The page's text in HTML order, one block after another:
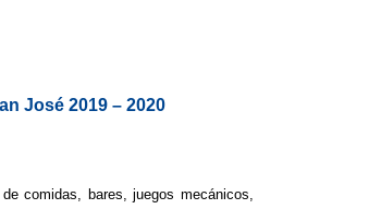
José 2019 – 2020
comidas, bares, juegos mecánicos,